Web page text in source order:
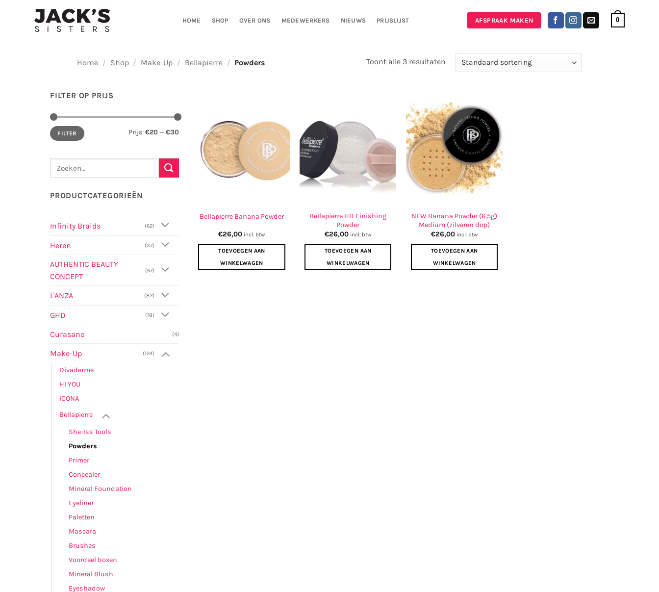
HOME SHOP OVER ONS MEDEWERKERS NIEUWS PRIJSLIJST AFSPRAAK MAKEN 0
Home / Shop / Make-Up / Bellapierre / Powders Toont alle 3 resultaten
FILTER OP PRIJS
Min.
prijs
Max.
prijsFILTER Prijs:€20—€30
Zoeken
PRODUCTCATEGORIEËN
Infinity Braids (62)
Heren (37)
AUTHENTIC BEAUTY
CONCEPT
(67)
L'ANZA (82)
GHD (18)
Curasano (4)
Make-Up (124)
Divaderme
HI YOU
ICONA
Bellapierre
She-Iss Tools
Powders
Primer
Concealer
Mineral Foundation
Eyeliner
Paletten
Mascara
Brushes
Voordeel boxen
Mineral Blush
Eyeshadow
Bellapierre Banana Powder
€26,00 incl. btw
TOEVOEGEN AAN
WINKELWAGEN
Bellapierre HD Finishing
Powder
€26,00 incl. btw
TOEVOEGEN AAN
WINKELWAGEN
NEW Banana Powder (6,5g)
Medium (zilveren dop)
€26,00 incl. btw
TOEVOEGEN AAN
WINKELWAGEN